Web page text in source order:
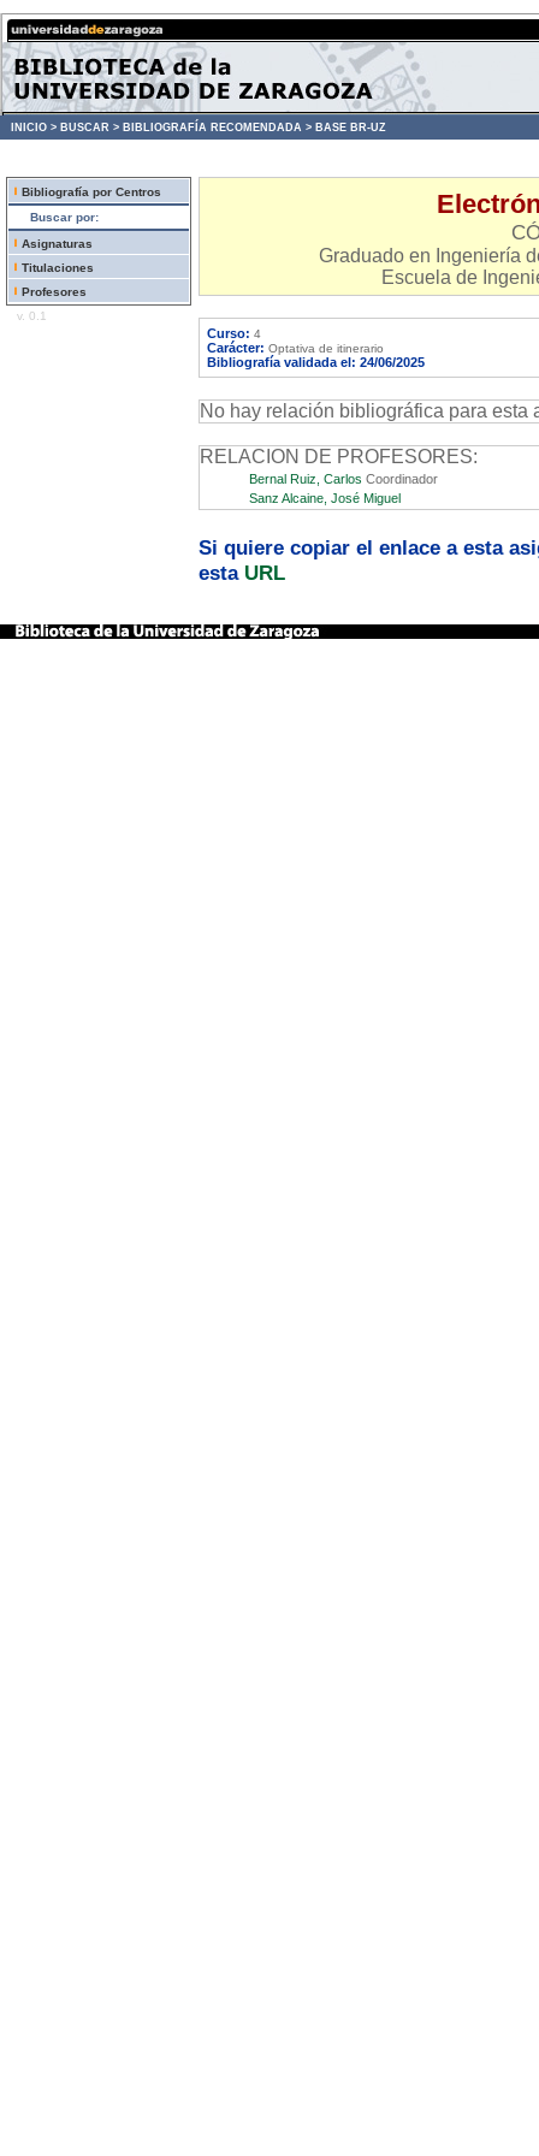
INICIO > BUSCAR > BIBLIOGRAFÍA RECOMENDADA > BASE BR-UZ
Bibliografía por Centros
Buscar por:
Asignaturas
Titulaciones
Profesores
v. 0.1
Graduado en Ingeniería
Escuela de
Curso: 4
Carácter: Optativa de itinerario
Bibliografía validada el: 24/06/2025
No hay relación bibliográfica para esta
RELACION DE PROFESORES:
Bernal Ruiz, Carlos Coordinador
Sanz Alcaine, José Miguel
Si quiere copiar el enlace a esta
esta URL